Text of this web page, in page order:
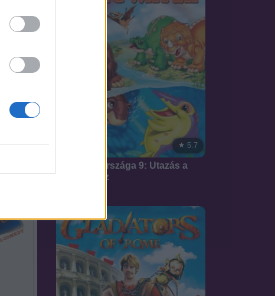
7.1 5.7
Őslények országa 9: Utazás a
nagy vízhez